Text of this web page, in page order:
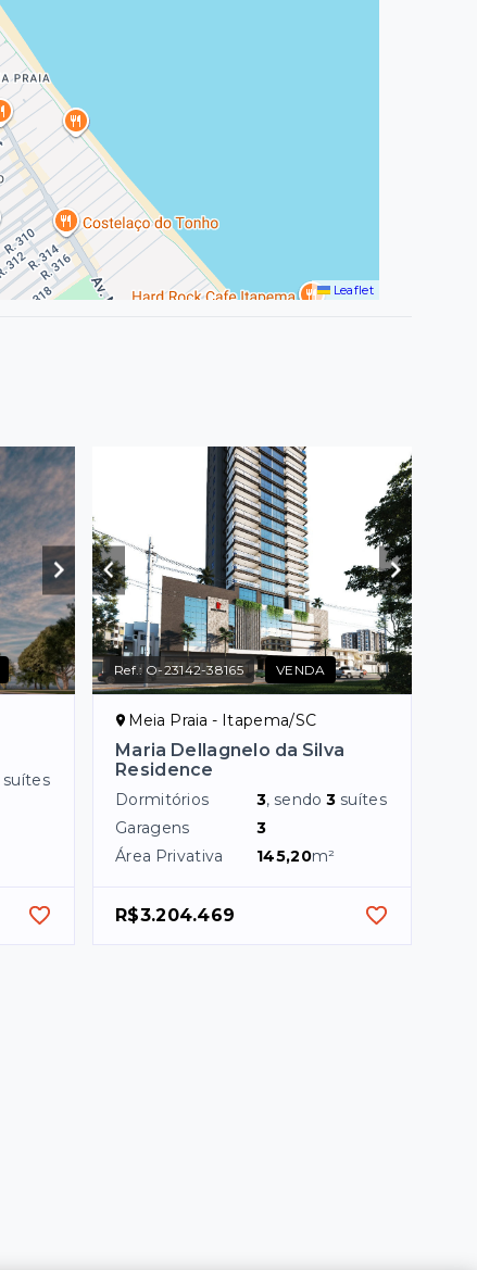
Leaflet
suítes
Ref.: O-23142-38165 VENDA
Meia Praia - Itapema/SC
Maria Dellagnelo da Silva
Residence
Dormitórios 3, sendo3 suítes
Garagens
3
Área Privativa
145,20m²
R$3.204.469